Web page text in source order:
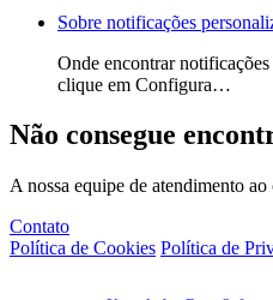
Sobre notificações
Onde encontrar
clique em Configura…
Não consegue
A nossa equipe de atendimento
Contato
Política de Cookies Política de